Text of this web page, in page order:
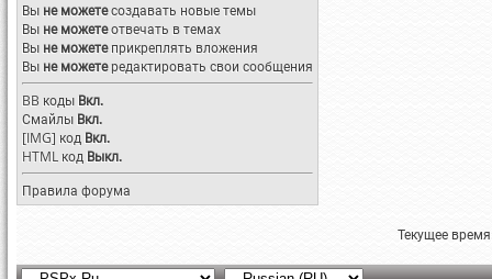
Вы не можетесоздавать новые темы
Вы не можетеотвечать в темах
Вы не можетеприкреплять вложения
Вы не можетередактировать свои сообщения
BB коды Вкл.
Смайлы Вкл.
[IMG] код Вкл.
HTML код Выкл.
Правила форума
Текущее